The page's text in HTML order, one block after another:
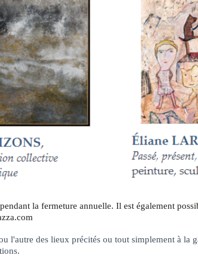
la fermeture annuelle. Il est également
l'autre des lieux précités ou tout simplement à la